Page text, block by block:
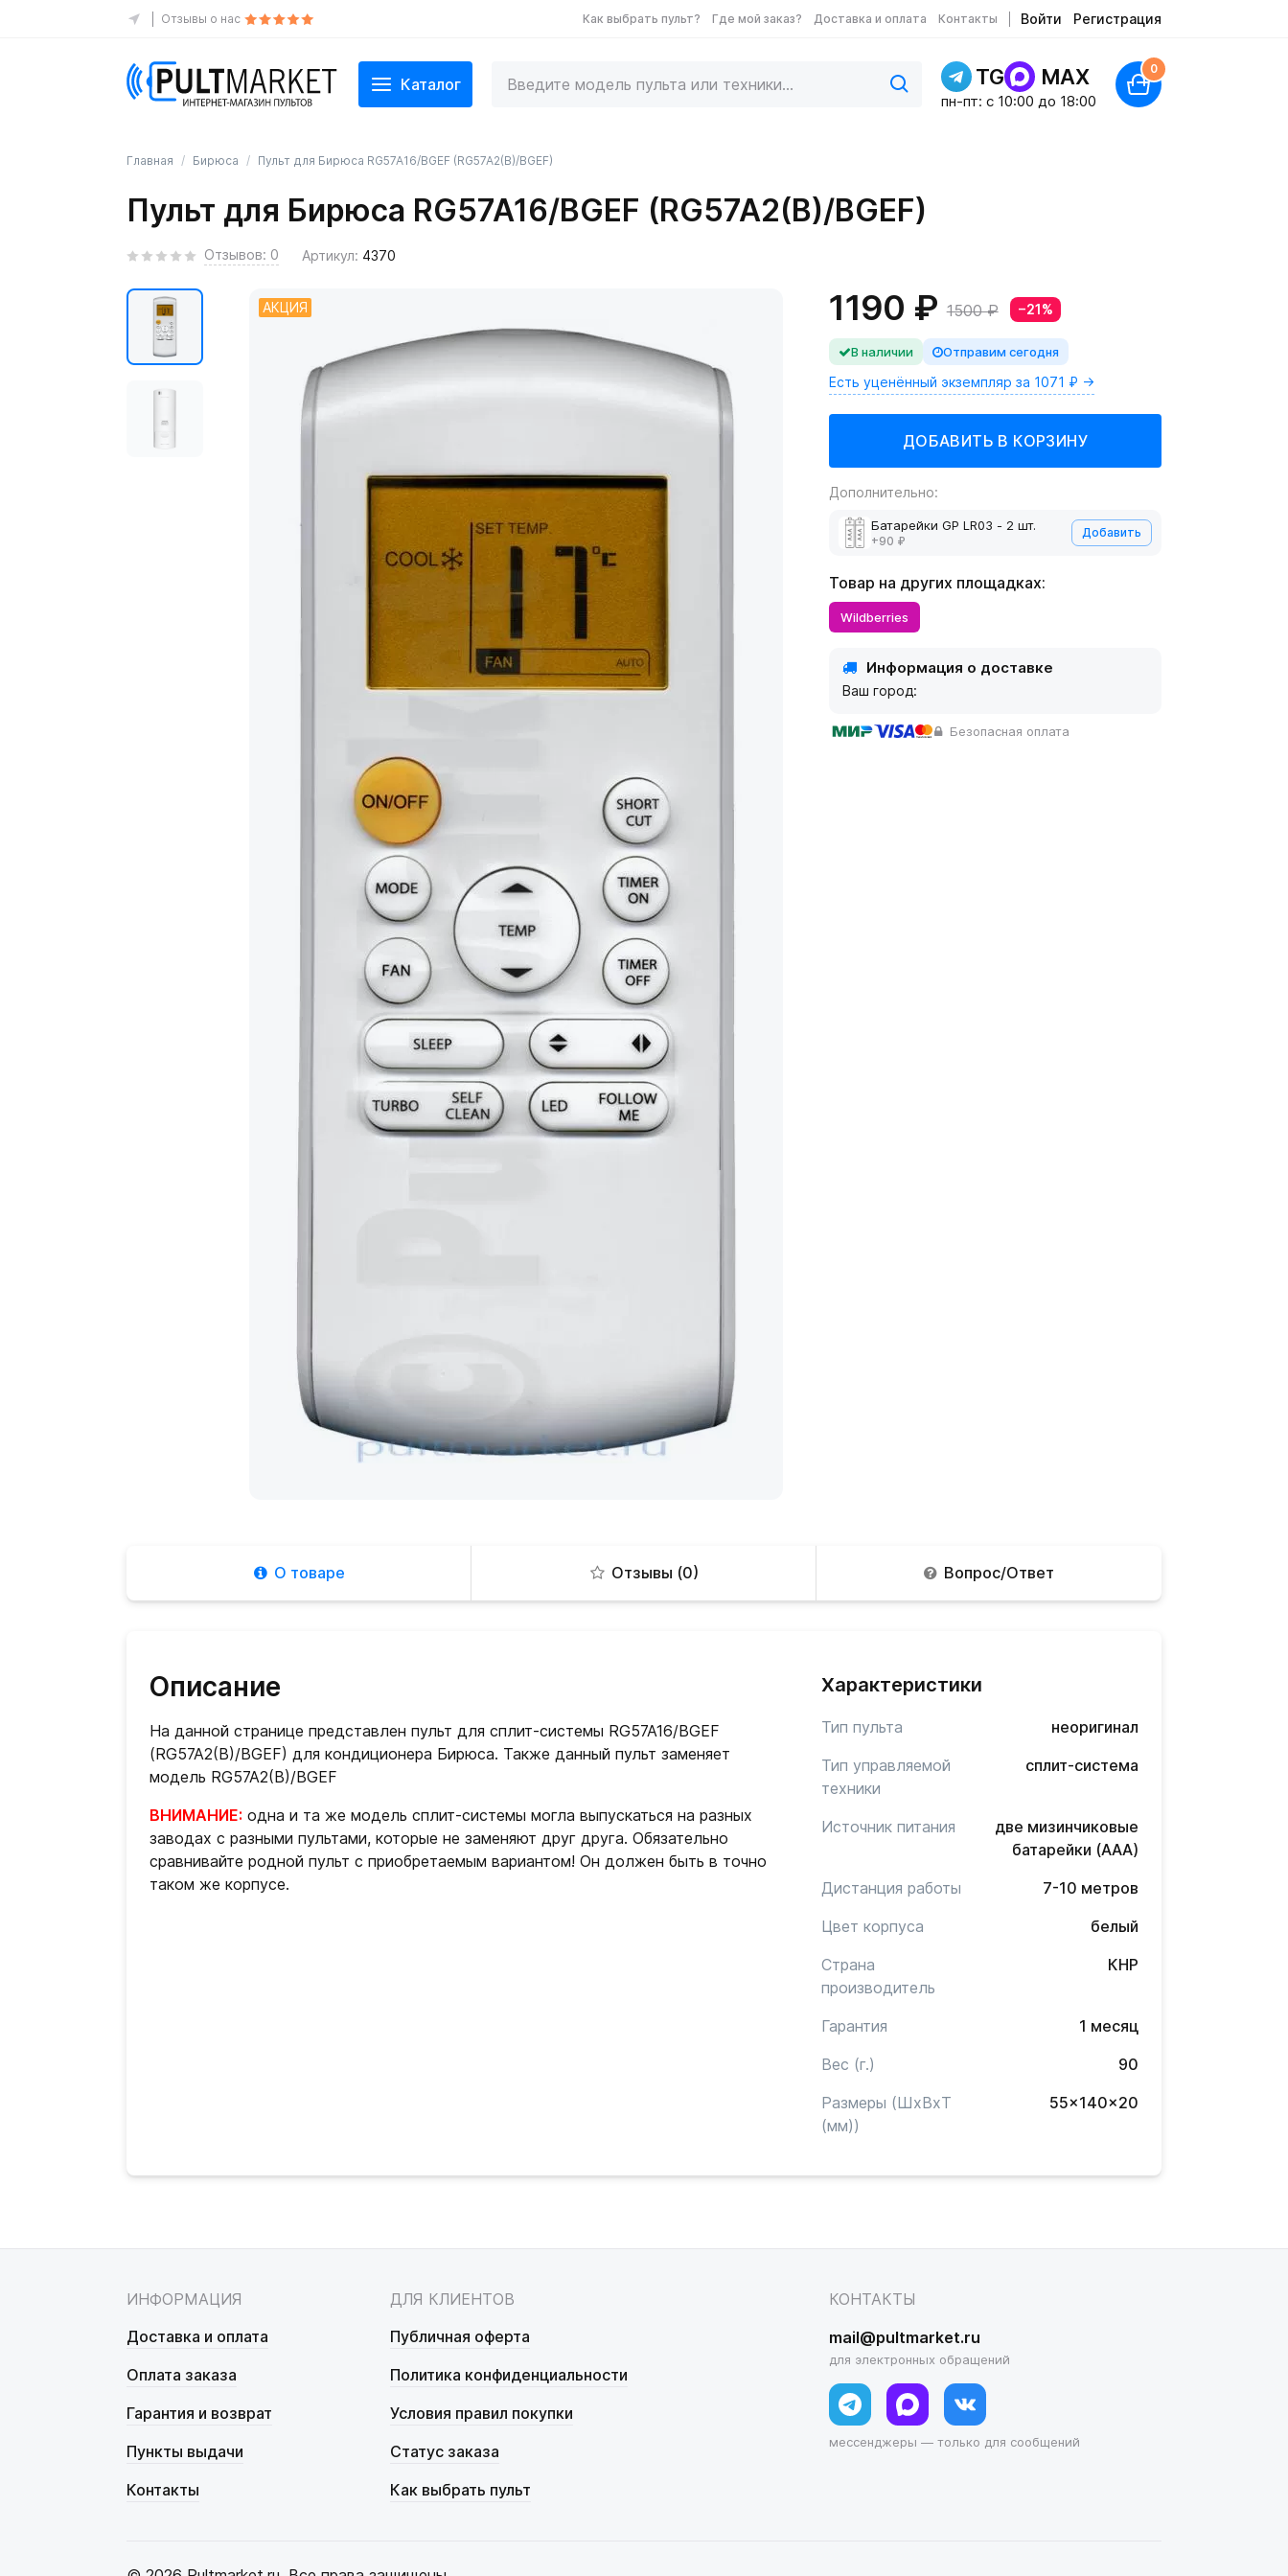
Отзывы о нас Как выбрать пульт? Где мой заказ? Доставка и оплата Контакты Войти Регистрация
Каталог TG MAX
пн-пт: c 10:00 до 18:00
0
Главная Бирюса Пульт для Бирюса RG57A16/BGEF (RG57A2(B)/BGEF)
Пульт для Бирюса RG57A16/BGEF (RG57A2(B)/BGEF)
Отзывов: 0 Артикул: 4370
АКЦИЯ 1190 ₽ 1500 ₽ −21%
В наличии Отправим сегодня
Есть уценённый экземпляр за 1071 ₽ →
Дополнительно:
Батарейки GP LR03 - 2 шт.
+90 ₽
Добавить
Товар на других площадках:
Wildberries
Информация о доставке
Ваш город:
Безопасная оплата
О товаре Отзывы (0) Вопрос/Ответ
Описание
На данной странице представлен пульт для сплит-системы RG57A16/BGEF
(RG57A2(B)/BGEF) для кондиционера Бирюса. Также данный пульт заменяет
модель RG57A2(B)/BGEF
ВНИМАНИЕ: одна и та же модель сплит-системы могла выпускаться на разных
заводах с разными пультами, которые не заменяют друг друга. Обязательно
сравнивайте родной пульт с приобретаемым вариантом! Он должен быть в точно
таком же корпусе.
Характеристики
Тип пульта
неоригинал
Тип управляемой
техники
сплит-система
Источник питания
две мизинчиковые
батарейки (AAA)
Дистанция работы
7-10 метров
Цвет корпуса
белый
Страна
производитель
КНР
Гарантия
1 месяц
Вес (г.)
90
Размеры (ШxВxТ
(мм))
55x140x20
ИНФОРМАЦИЯ
Доставка и оплата
Оплата заказа
Гарантия и возврат
Пункты выдачи
Контакты
ДЛЯ КЛИЕНТОВ
Публичная оферта
Политика конфиденциальности
Условия правил покупки
Статус заказа
Как выбрать пульт
КОНТАКТЫ
mail@pultmarket.ru
для электронных обращений
мессенджеры — только для сообщений